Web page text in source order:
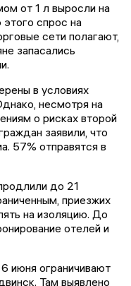
от 1 л выросли на
спрос на
сети полагают,
запасались
в условиях
несмотря на
о рисках второй
заявили, что
57% отправятся в
до 21
приезжих
на изоляцию. До
отелей и
июня ограничивают
Там выявлено